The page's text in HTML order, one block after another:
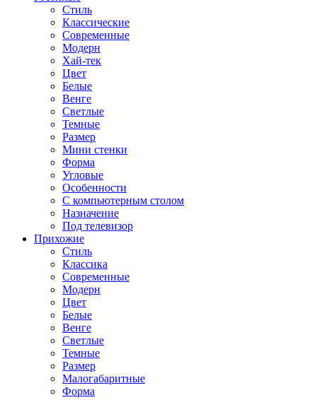
Стиль
Классические
Современные
Модерн
Хай-тек
Цвет
Белые
Венге
Светлые
Темные
Размер
Мини стенки
Форма
Угловые
Особенности
С компьютерным столом
Назначение
Под телевизор
Прихожие
Стиль
Классика
Современные
Модерн
Цвет
Белые
Венге
Светлые
Темные
Размер
Малогабаритные
Форма